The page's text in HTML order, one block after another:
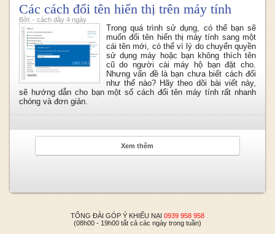
Các cách đổi tên hiển thị trên máy tính
Bởi: - cách đây 4 ngày
Trong quá trình sử dụng, có thể bạn sẽ
muốn đổi tên hiển thị máy tính sang một
cái tên mới, có thể vì lý do chuyển quyền
sử dụng máy hoặc bạn không thích tên
cũ do người cài máy hộ bạn đặt cho.
Nhưng vấn đề là bạn chưa biết cách đổi
như thế nào? Hãy theo dõi bài viết này,
sẽ hướng dẫn cho bạn một số cách đổi tên máy tính rất nhanh
chóng và đơn giản.
Xem thêm
TỔNG ĐÀI GÓP Ý KHIẾU NẠI 0939 958 958
(08h00 - 19h00 tất cả các ngày trong tuần)